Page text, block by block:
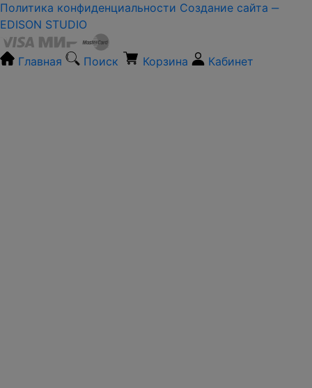
Политика конфиденциальности Создание сайта ‒
EDISON STUDIO
Главная Поиск Корзина Кабинет